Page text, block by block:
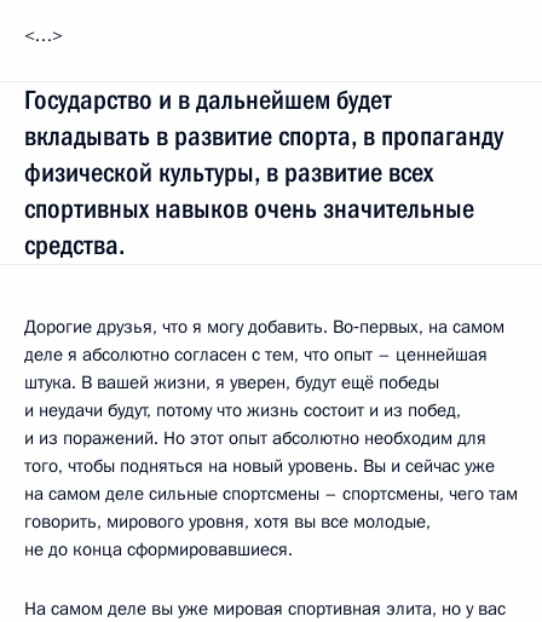
<…>
Государство и в дальнейшем будет
вкладывать в развитие спорта, в пропаганду
физической культуры, в развитие всех
спортивных навыков очень значительные
средства.
Дорогие друзья, что я могу добавить. Во‑первых, на самом
деле я абсолютно согласен с тем, что опыт – ценнейшая
штука. В вашей жизни, я уверен, будут ещё победы
и неудачи будут, потому что жизнь состоит и из побед,
и из поражений. Но этот опыт абсолютно необходим для
того, чтобы подняться на новый уровень. Вы и сейчас уже
на самом деле сильные спортсмены – спортсмены, чего там
говорить, мирового уровня, хотя вы все молодые,
не до конца сформировавшиеся.
На самом деле вы уже мировая спортивная элита, но у вас